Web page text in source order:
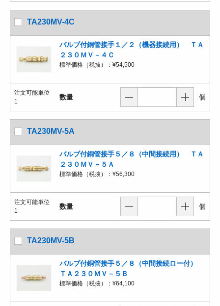
TA230MV-4C
バルブ付銅管接手１／２（機器接続用） ＴＡ
２３０ＭＶ－４Ｃ
標準価格（税抜）： ¥54,500
注文可能単位
1
数量 個
TA230MV-5A
バルブ付銅管接手５／８（中間接続用） ＴＡ
２３０ＭＶ－５Ａ
標準価格（税抜）： ¥56,300
注文可能単位
1
数量 個
TA230MV-5B
バルブ付銅管接手５／８（中間接続ロー付）
ＴＡ２３０ＭＶ－５Ｂ
標準価格（税抜）： ¥64,100